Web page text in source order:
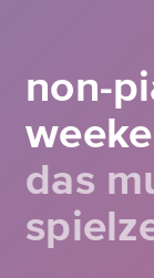
non-
das